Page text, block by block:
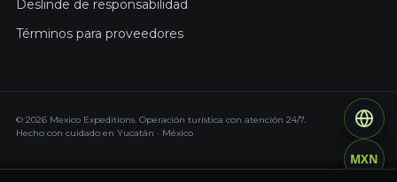
Deslinde de responsabilidad
Términos para proveedores
© 2026 Mexico Expeditions. Operación turística con atención 24/7.
Hecho con cuidado en Yucatán · México
MXN